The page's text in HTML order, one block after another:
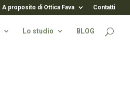
A proposito di Ottica Fava Contatti
Lo studio BLOG